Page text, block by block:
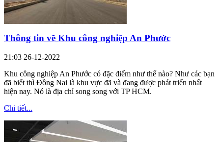
Thông tin về Khu công nghiệp An Phước
21:03 26-12-2022
Khu công nghiệp An Phước có đặc điểm như thế nào? Như các bạn
đã biết thì Đồng Nai là khu vực đã và đang được phát triển nhất
hiện nay. Nó là địa chỉ song song với TP HCM.
Chi tiết...